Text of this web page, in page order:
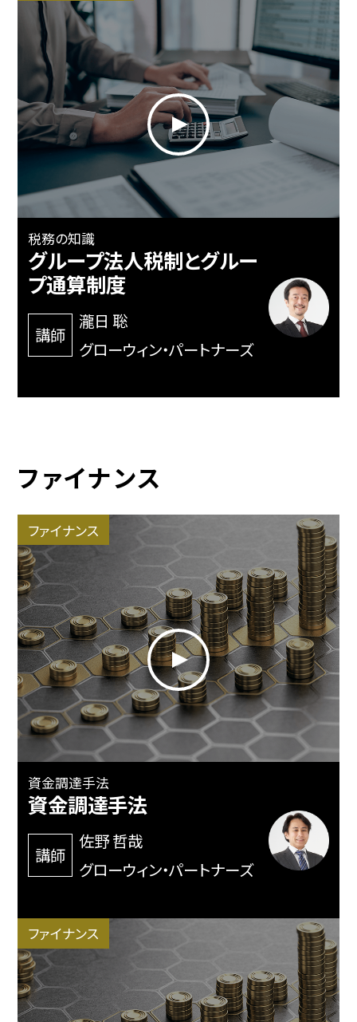
税務の知識
グループ法人税制とグルー
プ通算制度
講師
瀧日 聡
グローウィン・パートナーズ
ファイナンス
ファイナンス
資金調達手法
資金調達手法
講師
佐野 哲哉
グローウィン・パートナーズ
ファイナンス